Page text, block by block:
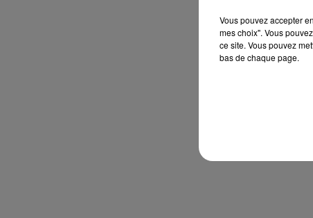
Vous pouvez accepter
mes choix". Vous
ce site. Vous pouvez
bas de chaque page.